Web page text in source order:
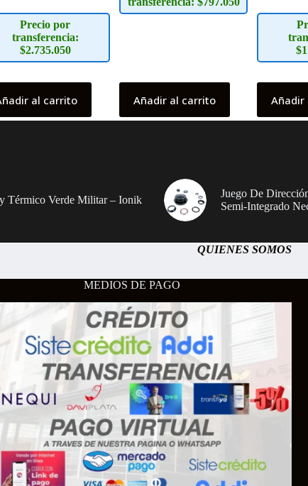
Precio por
transferencia:
$2.735.050
al carrito Añadir al carrito
Térmico Verde Militar – Ionik
Juego De
Semi-Integrado
QUIENES SOMOS
MEDIOS DE PAGO